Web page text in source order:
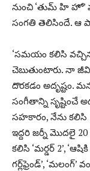
నుంచి ‘తుమ్ హి హో’
సంగతి తెలిసిందే. ఆ
‘సమయం కలిసి
చెబుతుంటారు. నా
దొరకడం అదృష్టం.
సంగీతాన్ని సృష్టించే
సహకారం, నేను కలిసి
ఇద్దరి జర్నీ మొదలై
కలిసి ‘మర్డర్ 2’,
గర్ల్‌ఫ్రెండ్’,